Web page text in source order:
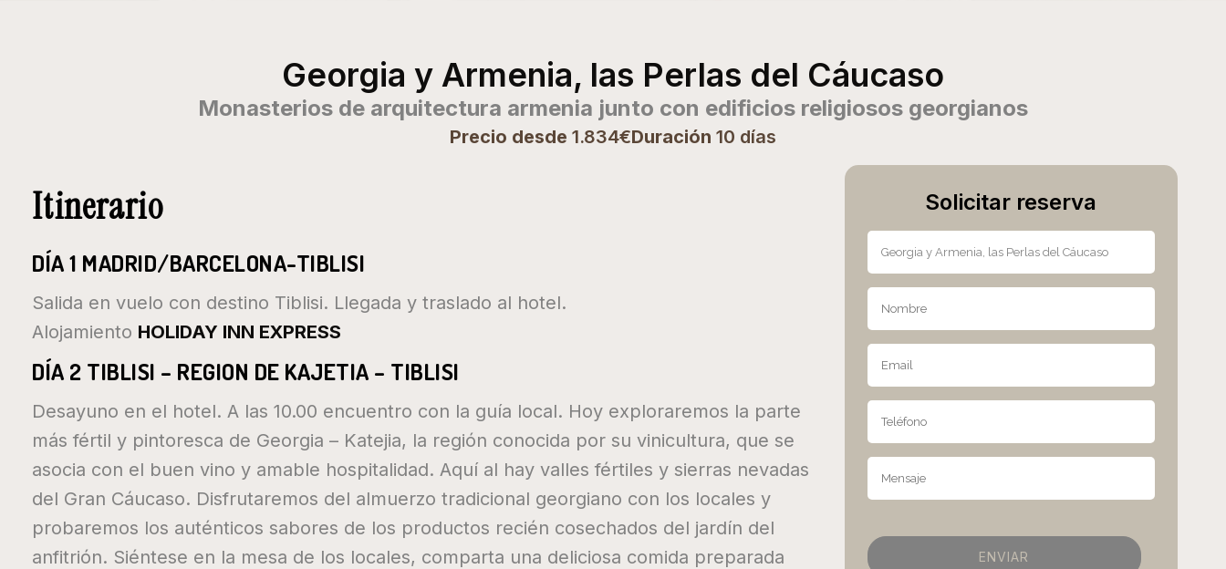
Georgia y Armenia, las Perlas del Cáucaso
Monasterios de arquitectura armenia junto con edificios religiosos georgianos
Precio desde 1.834€Duración 10 días
Itinerario
DÍA 1 MADRID/BARCELONA-TIBLISI
Salida en vuelo con destino Tiblisi. Llegada y traslado al hotel.
Alojamiento HOLIDAY INN EXPRESS
DÍA 2 TIBLISI – REGION DE KAJETIA – TIBLISI
Desayuno en el hotel. A las 10.00 encuentro con la guía local. Hoy exploraremos la parte
más fértil y pintoresca de Georgia – Katejia, la región conocida por su vinicultura, que se
asocia con el buen vino y amable hospitalidad. Aquí al hay valles fértiles y sierras nevadas
del Gran Cáucaso. Disfrutaremos del almuerzo tradicional georgiano con los locales y
probaremos los auténticos sabores de los productos recién cosechados del jardín del
anfitrión. Siéntese en la mesa de los locales, comparta una deliciosa comida preparada
Solicitar reserva